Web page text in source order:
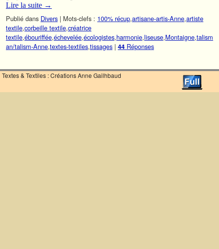
Lire la suite →
Publié dans Divers | Mots-clefs : 100% récup,artisane-artis-Anne,artiste
textile,corbeille textile,créatrice
textile,ébouriffée,échevelée,écologistes,harmonie,liseuse,Montaigne,talism
an/talism-Anne,textes-textiles,tissages | 44 Réponses
Textes & Textiles : Créations Anne Gailhbaud